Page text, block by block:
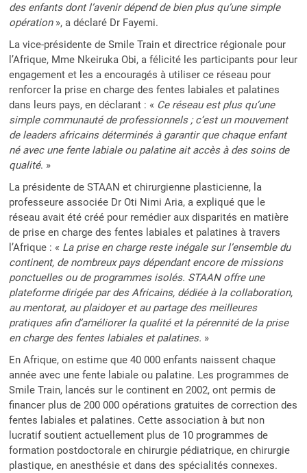
des enfants dont l’avenir dépend de bien plus qu’une simple
opération», a déclaré Dr Fayemi.
La vice-présidente de Smile Train et directrice régionale pour
l’Afrique, Mme Nkeiruka Obi, a félicité les participants pour leur
engagement et les a encouragés à utiliser ce réseau pour
renforcer la prise en charge des fentes labiales et palatines
dans leurs pays, en déclarant : « Ce réseau est plus qu’une
simple communauté de professionnels ; c’est un mouvement
de leaders africains déterminés à garantir que chaque enfant
né avec une fente labiale ou palatine ait accès à des soins de
qualité. »
La présidente de STAAN et chirurgienne plasticienne, la
professeure associée Dr Oti Nimi Aria, a expliqué que le
réseau avait été créé pour remédier aux disparités en matière
de prise en charge des fentes labiales et palatines à travers
l’Afrique : « La prise en charge reste inégale sur l’ensemble du
continent, de nombreux pays dépendant encore de missions
ponctuelles ou de programmes isolés. STAAN offre une
plateforme dirigée par des Africains, dédiée à la collaboration,
au mentorat, au plaidoyer et au partage des meilleures
pratiques afin d’améliorer la qualité et la pérennité de la prise
en charge des fentes labiales et palatines. »
En Afrique, on estime que 40 000 enfants naissent chaque
année avec une fente labiale ou palatine. Les programmes de
Smile Train, lancés sur le continent en 2002, ont permis de
financer plus de 200 000 opérations gratuites de correction des
fentes labiales et palatines. Cette association à but non
lucratif soutient actuellement plus de 10 programmes de
formation postdoctorale en chirurgie pédiatrique, en chirurgie
plastique, en anesthésie et dans des spécialités connexes.